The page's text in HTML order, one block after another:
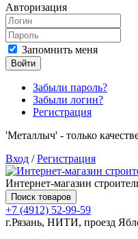
Авторизация
Запомнить меня
Войти
Забыли пароль?
Забыли логин?
Регистрация
'Металлыч' - только
Вход /Регистрация
Интернет-магазин
Поиск товаров
+7 (4912) 52-99-59
г.Рязань, НИТИ, проезд